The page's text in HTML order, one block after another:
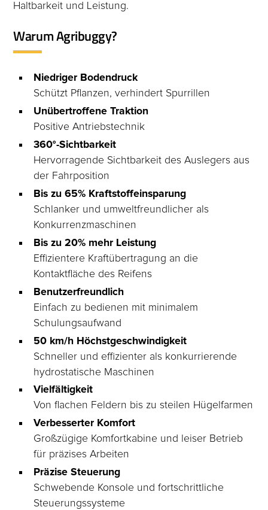
Haltbarkeit und Leistung.
Warum Agribuggy?
Niedriger Bodendruck
Schützt Pflanzen, verhindert Spurrillen
Unübertroffene Traktion
Positive Antriebstechnik
360°-Sichtbarkeit
Hervorragende Sichtbarkeit des Auslegers aus
der Fahrposition
Bis zu 65% Kraftstoffeinsparung
Schlanker und umweltfreundlicher als
Konkurrenzmaschinen
Bis zu 20% mehr Leistung
Effizientere Kraftübertragung an die
Kontaktfläche des Reifens
Benutzerfreundlich
Einfach zu bedienen mit minimalem
Schulungsaufwand
50 km/h Höchstgeschwindigkeit
Schneller und effizienter als konkurrierende
hydrostatische Maschinen
Vielfältigkeit
Von flachen Feldern bis zu steilen Hügelfarmen
Verbesserter Komfort
Großzügige Komfortkabine und leiser Betrieb
für präzises Arbeiten
Präzise Steuerung
Schwebende Konsole und fortschrittliche
Steuerungssysteme